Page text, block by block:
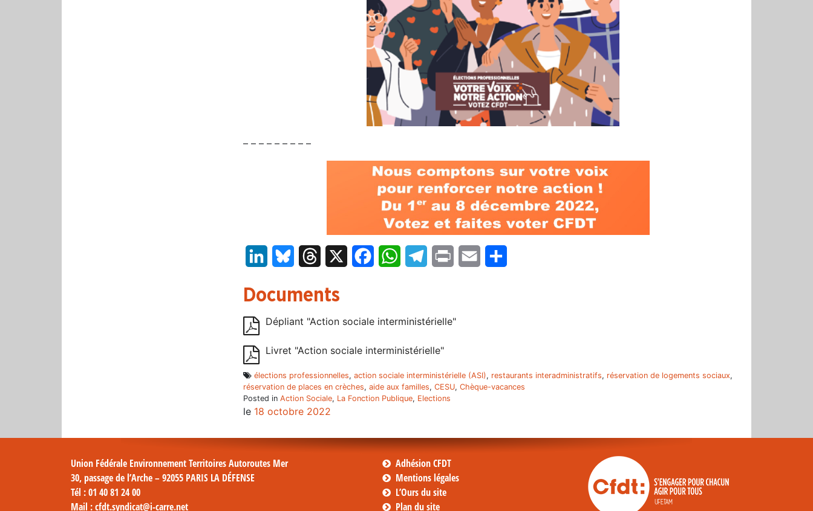
– – – – – – – – –
LinkedInBluesky Threads FacebookWhatsAppTelegram
Print Email
Documents
Dépliant "Action sociale interministérielle"
Livret "Action sociale interministérielle"
élections professionnelles, action sociale interministérielle (ASI), restaurants interadministratifs, réservation de logements sociaux,
réservation de places en crèches, aide aux familles, CESU, Chèque-vacances
Posted in Action Sociale, La Fonction Publique, Elections
le 18 octobre 2022
Union Fédérale Environnement Territoires Autoroutes Mer
30, passage de l’Arche – 92055 PARIS LA DÉFENSE
Tél : 01 40 81 24 00
Mail : cfdt.syndicat@i-carre.net
Adhésion CFDT
Mentions légales
L’Ours du site
Plan du site